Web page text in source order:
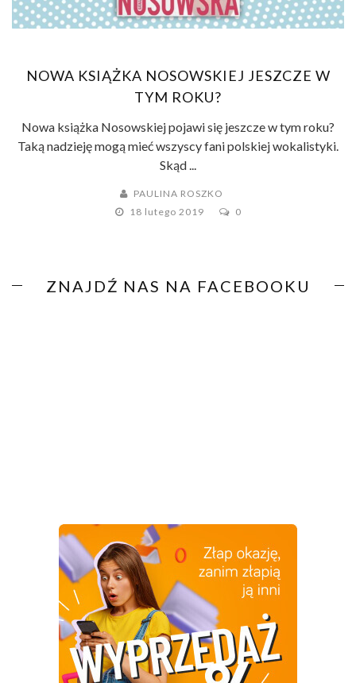
NOWA KSIĄŻKA NOSOWSKIEJ JESZCZE W
TYM ROKU?
Nowa książka Nosowskiej pojawi się jeszcze w tym roku?
Taką nadzieję mogą mieć wszyscy fani polskiej wokalistyki.
Skąd ...
PAULINA ROSZKO
18 lutego 2019
0
ZNAJDŹ NAS NA FACEBOOKU